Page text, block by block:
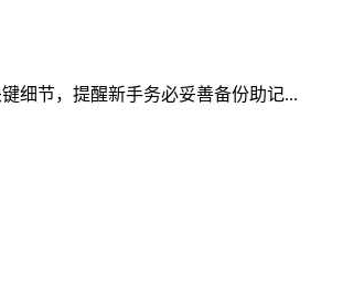
细节，提醒新手务必妥善备份助记...